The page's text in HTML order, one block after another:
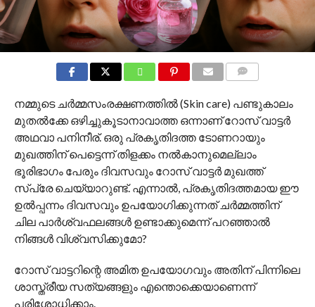
നമ്മുടെ ചർമ്മസംരക്ഷണത്തിൽ (Skin care) പണ്ടുകാലം
മുതൽക്കേ ഒഴിച്ചുകൂടാനാവാത്ത ഒന്നാണ് റോസ് വാട്ടർ
അഥവാ പനിനീര്. ഒരു പ്രകൃതിദത്ത ടോണറായും
മുഖത്തിന് പെട്ടെന്ന് തിളക്കം നൽകാനുമെല്ലാം
ഭൂരിഭാഗം പേരും ദിവസവും റോസ് വാട്ടർ മുഖത്ത്
സ്പ്രേ ചെയ്യാറുണ്ട്. എന്നാൽ, പ്രകൃതിദത്തമായ ഈ
ഉൽപ്പന്നം ദിവസവും ഉപയോഗിക്കുന്നത് ചർമ്മത്തിന്
ചില പാർശ്വഫലങ്ങൾ ഉണ്ടാക്കുമെന്ന് പറഞ്ഞാൽ
നിങ്ങൾ വിശ്വസിക്കുമോ?
റോസ് വാട്ടറിന്റെ അമിത ഉപയോഗവും അതിന് പിന്നിലെ
ശാസ്ത്രീയ സത്യങ്ങളും എന്തൊക്കെയാണെന്ന്
പരിശോധിക്കാം.